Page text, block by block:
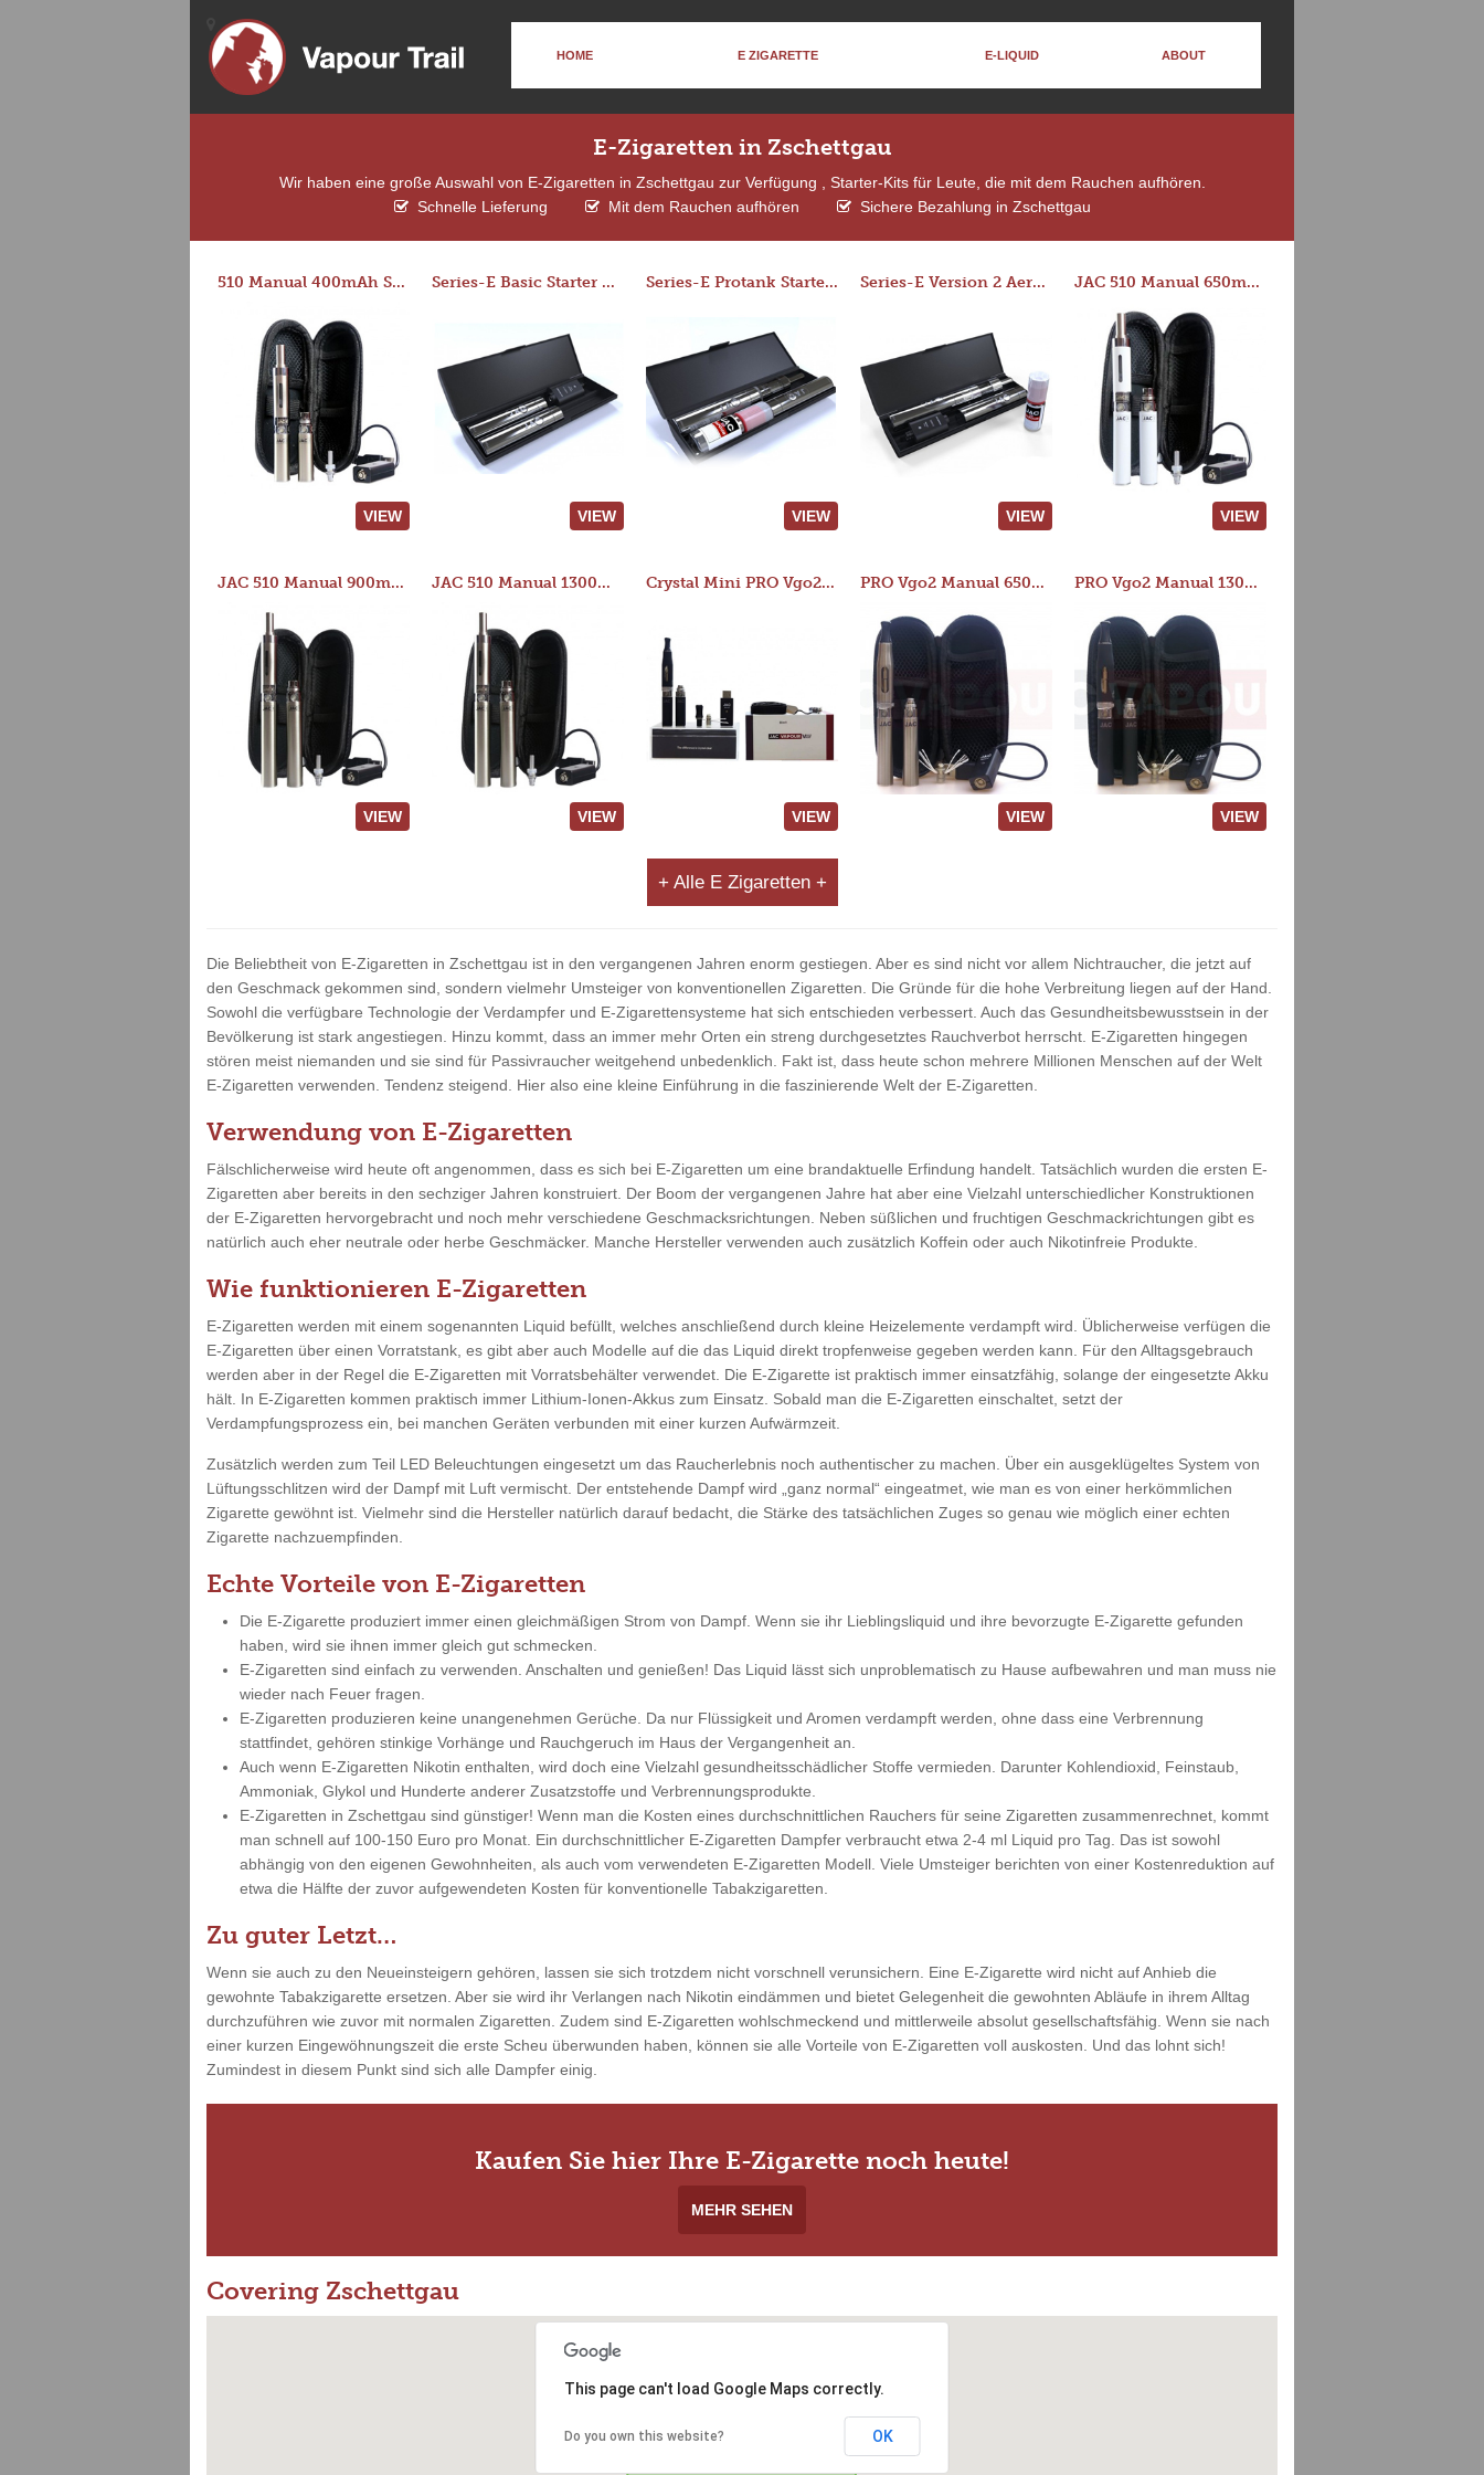
HOME E ZIGARETTE E-LIQUID ABOUT
E-Zigaretten in Zschettgau
Wir haben eine große Auswahl von E-Zigaretten in Zschettgau zur Verfügung , Starter-Kits für Leute, die mit dem Rauchen aufhören.
Schnelle Lieferung
Mit dem Rauchen aufhören Sichere Bezahlung in Zschettgau
510 Manual 400mAh Starter Kit
VIEW
Series-E Basic Starter Kit (No Tank)
VIEW
Series-E Protank Starter Kit
VIEW
Series-E Version 2 Aero Tank Starter Kit
VIEW
JAC 510 Manual 650mAh Starter Kit
VIEW
JAC 510 Manual 900mAh Starter Kit
VIEW
JAC 510 Manual 1300mAh Starter Kit
VIEW
Crystal Mini PRO Vgo2 Manual 400mAh Kit
VIEW
PRO Vgo2 Manual 650mAh Kit
VIEW
PRO Vgo2 Manual 1300mAh Kit
VIEW
+ Alle E Zigaretten +
Die Beliebtheit von E-Zigaretten in Zschettgau ist in den vergangenen Jahren enorm gestiegen. Aber es sind nicht vor allem Nichtraucher, die jetzt auf
den Geschmack gekommen sind, sondern vielmehr Umsteiger von konventionellen Zigaretten. Die Gründe für die hohe Verbreitung liegen auf der Hand.
Sowohl die verfügbare Technologie der Verdampfer und E-Zigarettensysteme hat sich entschieden verbessert. Auch das Gesundheitsbewusstsein in der
Bevölkerung ist stark angestiegen. Hinzu kommt, dass an immer mehr Orten ein streng durchgesetztes Rauchverbot herrscht. E-Zigaretten hingegen
stören meist niemanden und sie sind für Passivraucher weitgehend unbedenklich. Fakt ist, dass heute schon mehrere Millionen Menschen auf der Welt
E-Zigaretten verwenden. Tendenz steigend. Hier also eine kleine Einführung in die faszinierende Welt der E-Zigaretten.
Verwendung von E-Zigaretten
Fälschlicherweise wird heute oft angenommen, dass es sich bei E-Zigaretten um eine brandaktuelle Erfindung handelt. Tatsächlich wurden die ersten E-
Zigaretten aber bereits in den sechziger Jahren konstruiert. Der Boom der vergangenen Jahre hat aber eine Vielzahl unterschiedlicher Konstruktionen
der E-Zigaretten hervorgebracht und noch mehr verschiedene Geschmacksrichtungen. Neben süßlichen und fruchtigen Geschmackrichtungen gibt es
natürlich auch eher neutrale oder herbe Geschmäcker. Manche Hersteller verwenden auch zusätzlich Koffein oder auch Nikotinfreie Produkte.
Wie funktionieren E-Zigaretten
E-Zigaretten werden mit einem sogenannten Liquid befüllt, welches anschließend durch kleine Heizelemente verdampft wird. Üblicherweise verfügen die
E-Zigaretten über einen Vorratstank, es gibt aber auch Modelle auf die das Liquid direkt tropfenweise gegeben werden kann. Für den Alltagsgebrauch
werden aber in der Regel die E-Zigaretten mit Vorratsbehälter verwendet. Die E-Zigarette ist praktisch immer einsatzfähig, solange der eingesetzte Akku
hält. In E-Zigaretten kommen praktisch immer Lithium-Ionen-Akkus zum Einsatz. Sobald man die E-Zigaretten einschaltet, setzt der
Verdampfungsprozess ein, bei manchen Geräten verbunden mit einer kurzen Aufwärmzeit.
Zusätzlich werden zum Teil LED Beleuchtungen eingesetzt um das Raucherlebnis noch authentischer zu machen. Über ein ausgeklügeltes System von
Lüftungsschlitzen wird der Dampf mit Luft vermischt. Der entstehende Dampf wird „ganz normal“ eingeatmet, wie man es von einer herkömmlichen
Zigarette gewöhnt ist. Vielmehr sind die Hersteller natürlich darauf bedacht, die Stärke des tatsächlichen Zuges so genau wie möglich einer echten
Zigarette nachzuempfinden.
Echte Vorteile von E-Zigaretten
Die E-Zigarette produziert immer einen gleichmäßigen Strom von Dampf. Wenn sie ihr Lieblingsliquid und ihre bevorzugte E-Zigarette gefunden
haben, wird sie ihnen immer gleich gut schmecken.
E-Zigaretten sind einfach zu verwenden. Anschalten und genießen! Das Liquid lässt sich unproblematisch zu Hause aufbewahren und man muss nie
wieder nach Feuer fragen.
E-Zigaretten produzieren keine unangenehmen Gerüche. Da nur Flüssigkeit und Aromen verdampft werden, ohne dass eine Verbrennung
stattfindet, gehören stinkige Vorhänge und Rauchgeruch im Haus der Vergangenheit an.
Auch wenn E-Zigaretten Nikotin enthalten, wird doch eine Vielzahl gesundheitsschädlicher Stoffe vermieden. Darunter Kohlendioxid, Feinstaub,
Ammoniak, Glykol und Hunderte anderer Zusatzstoffe und Verbrennungsprodukte.
E-Zigaretten in Zschettgau sind günstiger! Wenn man die Kosten eines durchschnittlichen Rauchers für seine Zigaretten zusammenrechnet, kommt
man schnell auf 100-150 Euro pro Monat. Ein durchschnittlicher E-Zigaretten Dampfer verbraucht etwa 2-4 ml Liquid pro Tag. Das ist sowohl
abhängig von den eigenen Gewohnheiten, als auch vom verwendeten E-Zigaretten Modell. Viele Umsteiger berichten von einer Kostenreduktion auf
etwa die Hälfte der zuvor aufgewendeten Kosten für konventionelle Tabakzigaretten.
Zu guter Letzt…
Wenn sie auch zu den Neueinsteigern gehören, lassen sie sich trotzdem nicht vorschnell verunsichern. Eine E-Zigarette wird nicht auf Anhieb die
gewohnte Tabakzigarette ersetzen. Aber sie wird ihr Verlangen nach Nikotin eindämmen und bietet Gelegenheit die gewohnten Abläufe in ihrem Alltag
durchzuführen wie zuvor mit normalen Zigaretten. Zudem sind E-Zigaretten wohlschmeckend und mittlerweile absolut gesellschaftsfähig. Wenn sie nach
einer kurzen Eingewöhnungszeit die erste Scheu überwunden haben, können sie alle Vorteile von E-Zigaretten voll auskosten. Und das lohnt sich!
Zumindest in diesem Punkt sind sich alle Dampfer einig.
Kaufen Sie hier Ihre E-Zigarette noch heute!
MEHR SEHEN
Covering Zschettgau
This page can't load Google Maps correctly.
Do you own this website? OK